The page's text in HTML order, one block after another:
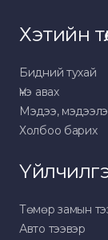
Хэтийн
Бидний тухай
Үнэ авах
Мэдээ,
Холбоо барих
Төмөр замын
Авто тээвэр